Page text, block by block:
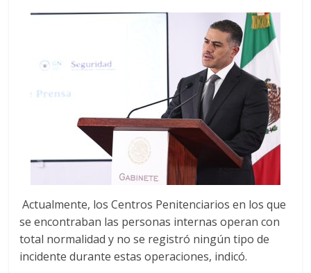
Actualmente, los Centros Penitenciarios en los que
se encontraban las personas internas operan con
total normalidad y no se registró ningún tipo de
incidente durante estas operaciones, indicó.